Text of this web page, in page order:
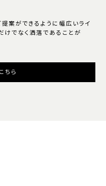
案ができるように幅広いライ
けでなく洒落であることが
ちら